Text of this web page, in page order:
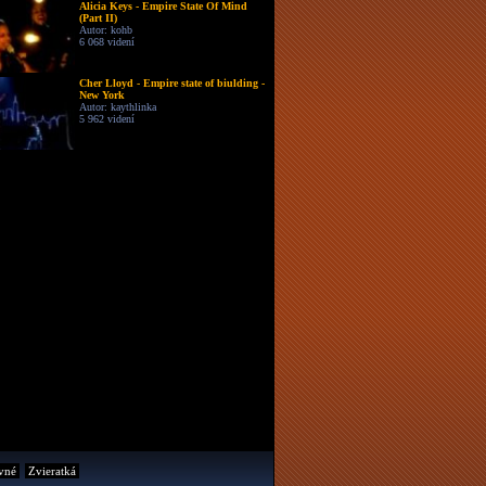
Alicia Keys - Empire State Of Mind
(Part II)
Autor: kohb
6 068 videní
Cher Lloyd - Empire state of biulding -
New York
Autor: kaythlinka
5 962 videní
Zvieratká